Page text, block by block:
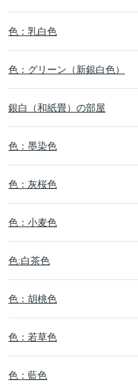
色：乳白色
色：グリーン（新銀白色）
銀白（和紙畳）の部屋
色：墨染色
色：灰桜色
色：小麦色
色:白茶色
色：胡桃色
色：若草色
色：藍色